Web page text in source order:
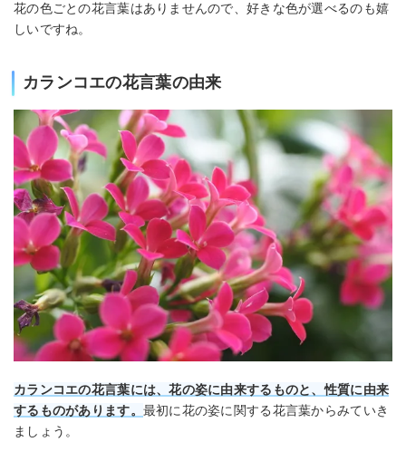
花の色ごとの花言葉はありませんので、好きな色が選べるのも嬉
しいですね。
カランコエの花言葉の由来
カランコエの花言葉には、花の姿に由来するものと、性質に由来
するものがあります。 最初に花の姿に関する花言葉からみていき
ましょう。